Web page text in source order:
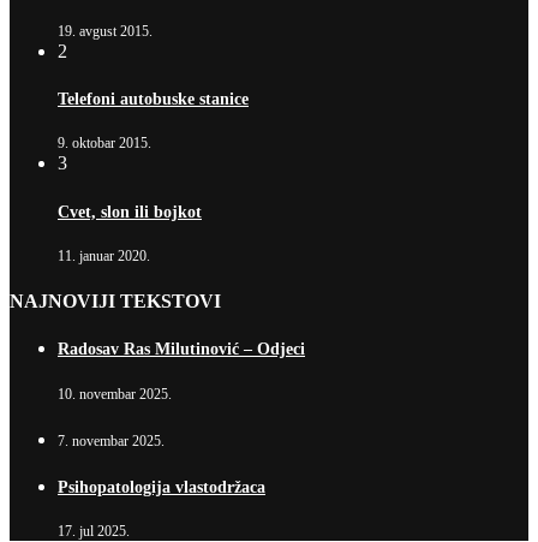
19. avgust 2015.
2
Telefoni autobuske stanice
9. oktobar 2015.
3
Cvet, slon ili bojkot
11. januar 2020.
NAJNOVIJI TEKSTOVI
Radosav Ras Milutinović – Odjeci
10. novembar 2025.
7. novembar 2025.
Psihopatologija vlastodržaca
17. jul 2025.